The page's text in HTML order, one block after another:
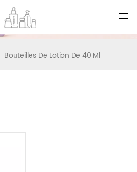
RECHERCHE
Bouteilles De Lotion De 40 Ml